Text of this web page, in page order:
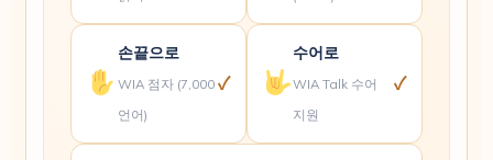
손끝으로
WIA 점자 (7,000
언어)
✓
수어로
WIA Talk 수어
지원
✓